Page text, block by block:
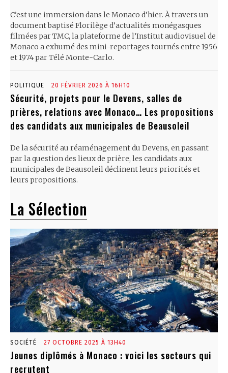
C’est une immersion dans le Monaco d’hier. À travers un
document baptisé Florilège d’actualités monégasques
filmées par TMC, la plateforme de l’Institut audiovisuel de
Monaco a exhumé des mini-reportages tournés entre 1956
et 1974 par Télé Monte-Carlo.
POLITIQUE 20 FÉVRIER 2026 À 16H10
Sécurité, projets pour le Devens, salles de
prières, relations avec Monaco… Les propositions
des candidats aux municipales de Beausoleil
De la sécurité au réaménagement du Devens, en passant
par la question des lieux de prière, les candidats aux
municipales de Beausoleil déclinent leurs priorités et
leurs propositions.
La Sélection
SOCIÉTÉ 27 OCTOBRE 2025 À 13H40
Jeunes diplômés à Monaco : voici les secteurs qui
recrutent